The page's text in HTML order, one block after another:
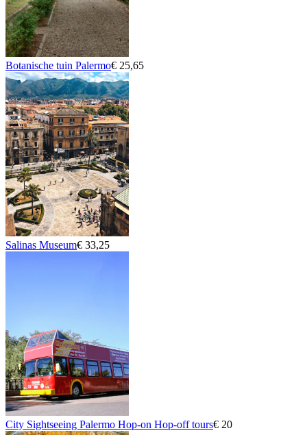
Botanische tuin Palermo€ 25,65
Salinas Museum€ 33,25
City Sightseeing Palermo Hop-on Hop-off tours€ 20